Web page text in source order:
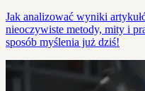
Jak analizować wyniki
nieoczywiste metody, mity i
sposób myślenia już dziś!